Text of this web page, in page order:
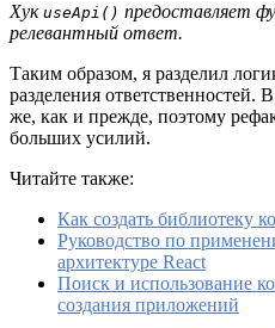
Хук useApi() предоставляет
релевантный ответ.
Таким образом, я разделил
разделения ответственностей.
же, как и прежде, поэтому
больших усилий.
Читайте также:
Как создать библиотеку
Руководство по
архитектуре React
Поиск и использование
создания приложений